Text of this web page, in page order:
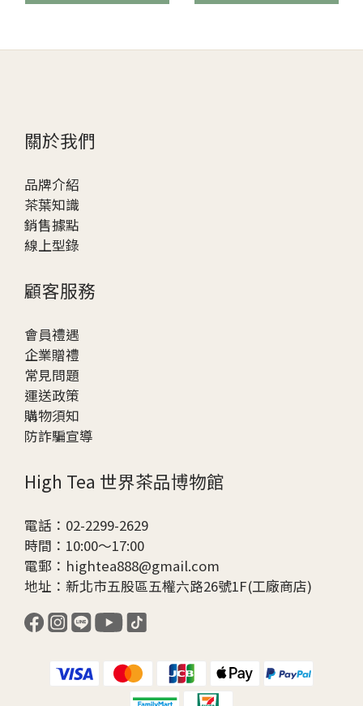
關於我們
品牌介紹
茶葉知識
銷售據點
線上型錄
顧客服務
會員禮遇
企業贈禮
常見問題
運送政策
購物須知
防詐騙宣導
High Tea 世界茶品博物館
電話：02-2299-2629
時間：10:00～17:00
電郵：hightea888@gmail.com
地址：新北市五股區五權六路26號1F(工廠商店)